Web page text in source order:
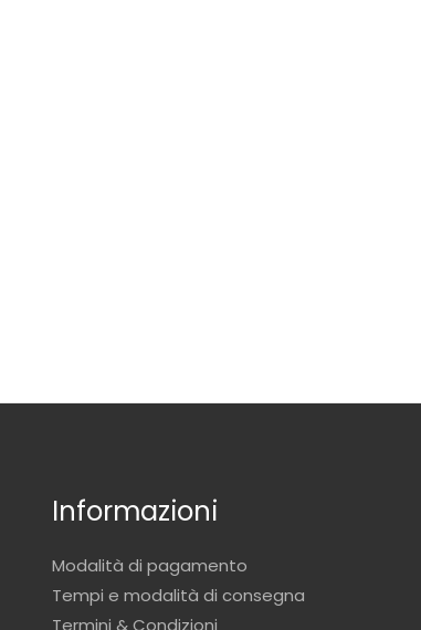
Informazioni
Modalità di pagamento
Tempi e modalità di consegna